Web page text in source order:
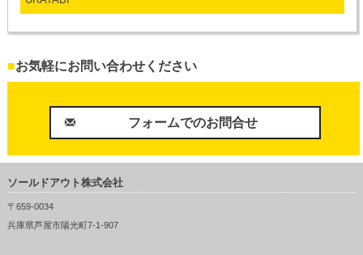
■お気軽にお問い合わせください
フォームでのお問合せ
ソールドアウト株式会社
〒659-0034
兵庫県芦屋市陽光町7-1-907